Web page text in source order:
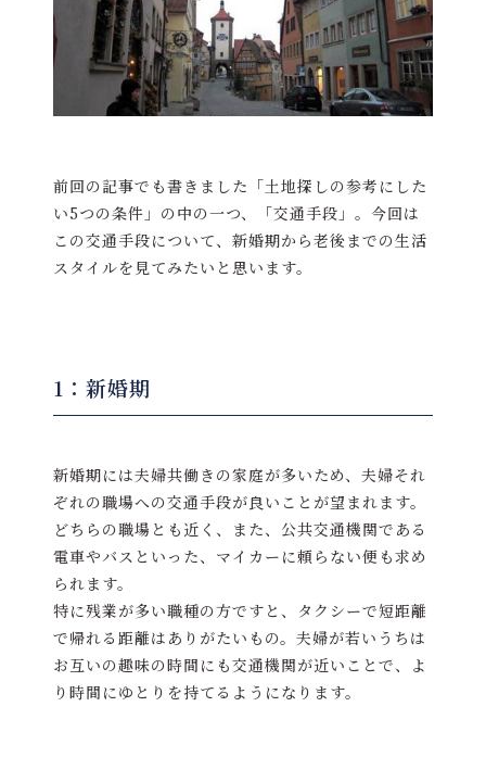
前回の記事でも書きました「土地探しの参考にした
い5つの条件」の中の一つ、「交通手段」。今回は
この交通手段について、新婚期から老後までの生活
スタイルを見てみたいと思います。
1：新婚期
新婚期には夫婦共働きの家庭が多いため、夫婦それ
ぞれの職場への交通手段が良いことが望まれます。
どちらの職場とも近く、また、公共交通機関である
電車やバスといった、マイカーに頼らない便も求め
られます。
特に残業が多い職種の方ですと、タクシーで短距離
で帰れる距離はありがたいもの。夫婦が若いうちは
お互いの趣味の時間にも交通機関が近いことで、よ
り時間にゆとりを持てるようになります。